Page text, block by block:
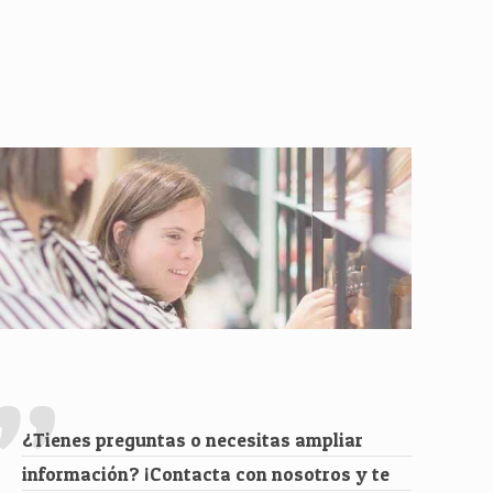
¿Tienes preguntas o necesitas ampliar
información? ¡Contacta con nosotros y te